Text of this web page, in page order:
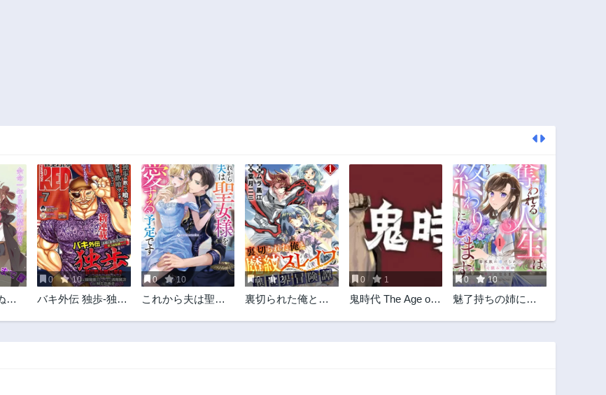
ま
0 10
バキ外伝 独歩-独り
0 10
これから夫は聖女
0 2
裏切られた俺と魔
0 1
鬼時代 The Age of
0 10
魅了持ちの姉に奪
毒家族に虐げられ